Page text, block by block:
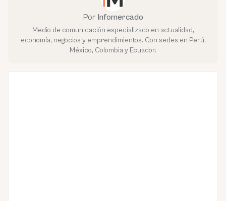
Por Infomercado
Medio de comunicación especializado en actualidad,
economía, negocios y emprendimientos. Con sedes en Perú,
México, Colombia y Ecuador.